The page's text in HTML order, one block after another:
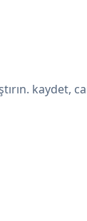
kaydet,